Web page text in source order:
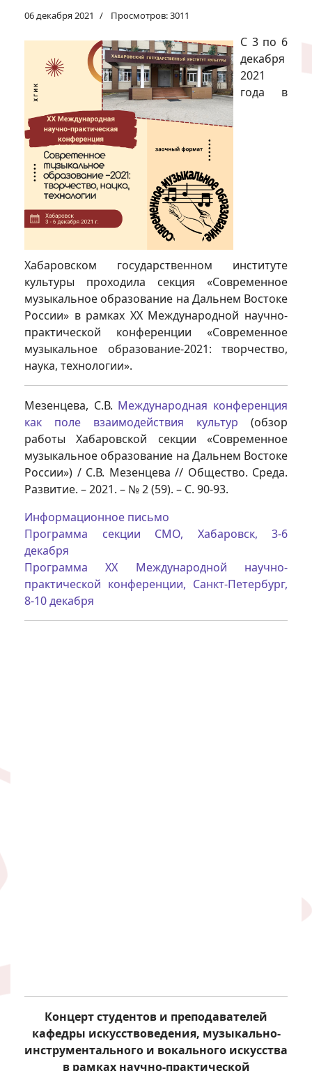
06 декабря 2021 Просмотров: 3011
С 3 по 6
декабря
2021
года в
Хабаровском государственном институте
культуры проходила секция «Современное
музыкальное образование на Дальнем Востоке
России» в рамках XX Международной научно-
практической конференции «Современное
музыкальное образование-2021: творчество,
наука, технологии».
Мезенцева, С.В. Международная конференция
как поле взаимодействия культур (обзор
работы Хабаровской секции «Современное
музыкальное образование на Дальнем Востоке
России») / С.В. Мезенцева // Общество. Среда.
Развитие. – 2021. – № 2 (59). – С. 90-93.
Информационное письмо
Программа секции СМО, Хабаровск, 3-6
декабря
Программа XX Международной научно-
практической конференции, Санкт-Петербург,
8-10 декабря
Концерт студентов и преподавателей
кафедры искусствоведения, музыкально-
инструментального и вокального искусства
в рамках научно-практической